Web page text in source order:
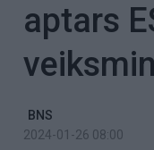
aptars
BNS
2024-01-26 08:00